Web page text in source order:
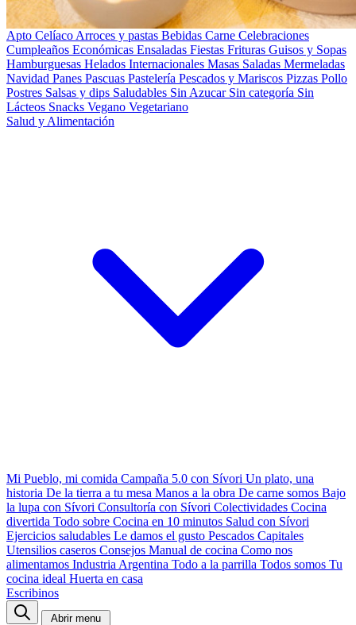
Apto Celíaco Arroces y pastas Bebidas Carne Celebraciones
Cumpleaños Económicas Ensaladas Fiestas Frituras Guisos y Sopas
Hamburguesas Helados Internacionales Masas Saladas Mermeladas
Navidad Panes Pascuas Pastelería Pescados y Mariscos Pizzas Pollo
Postres Salsas y dips Saludables Sin Azucar Sin categoría Sin
Lácteos Snacks Vegano Vegetariano
Salud y Alimentación
Mi Pueblo, mi comida Campaña 5.0 con Sívori Un plato, una
historia De la tierra a tu mesa Manos a la obra De carne somos Bajo
la lupa con Sívori Consultoría con Sívori Colectividades Cocina
divertida Todo sobre Cocina en 10 minutos Salud con Sívori
Ejercicios saludables Le damos el gusto Pescados Capitales
Utensilios caseros Consejos Manual de cocina Como nos
alimentamos Industria Argentina Todo a la parrilla Todos somos Tu
cocina ideal Huerta en casa
Escribinos
Abrir menu